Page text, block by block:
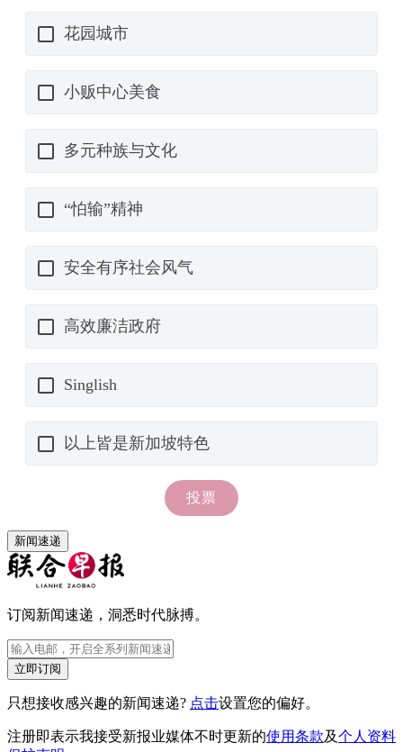
新闻速递
订阅新闻速递，洞悉时代脉搏。
立即订阅
只想接收感兴趣的新闻速递? 点击设置您的偏好。
注册即表示我接受新报业媒体不时更新的使用条款及个人资料